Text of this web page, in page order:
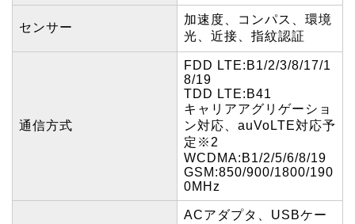
センサー
加速度、コンパス、環境
光、近接、指紋認証
通信方式
FDD LTE:B1/2/3/8/17/1
8/19
TDD LTE:B41
キャリアアグリゲーショ
ン対応、auVoLTE対応予
定 ※2
WCDMA:B1/2/5/6/8/19
GSM:850/900/1800/190
0MHz
ACアダプタ、USBケー